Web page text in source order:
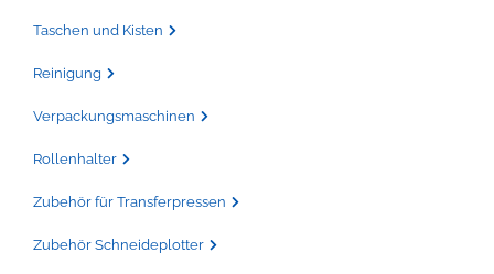
Taschen und Kisten
Reinigung
Verpackungsmaschinen
Rollenhalter
Zubehör für Transferpressen
Zubehör Schneideplotter